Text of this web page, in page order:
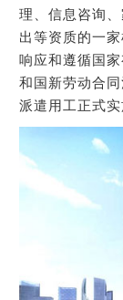
理、信息咨询
出等资质的一
响应和遵循国
和国新劳动合
派遣用工正式